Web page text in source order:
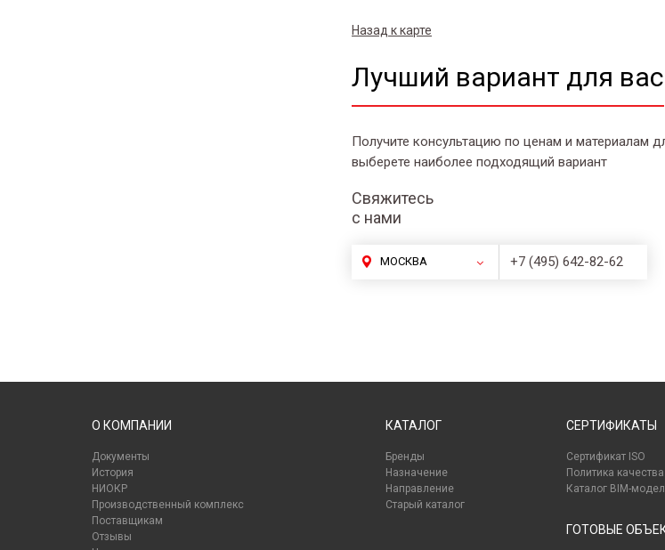
Назад к карте
Лучший вариант для вас
Получите консультацию по ценам и материалам
выберете наиболее подходящий вариант
Свяжитесь
с нами
МОСКВА +7 (495) 642-82-62
О КОМПАНИИ
Документы
История
НИОКР
Производственный комплекс
Поставщикам
Отзывы
КАТАЛОГ
Бренды
Назначение
Направление
Старый каталог
СЕРТИФИКАТЫ
Сертификат ISO
Политика качества
Каталог BIM-
ГОТОВЫЕ